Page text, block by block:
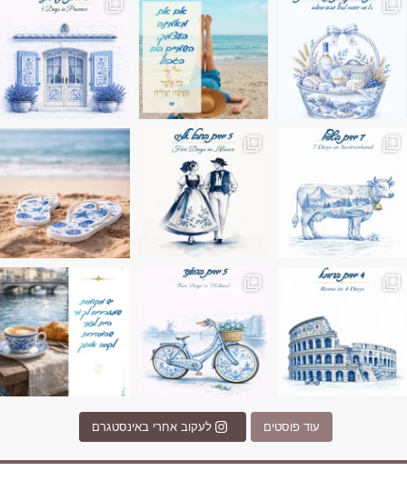
בחבל אלזס צרפת
בחופשה שבו הכל נהיה פשוט יותר. החול, הי
Instagram post
Instagram post 17994326828955248
עוד פוסטים לעקוב אחרי באינסטגרם